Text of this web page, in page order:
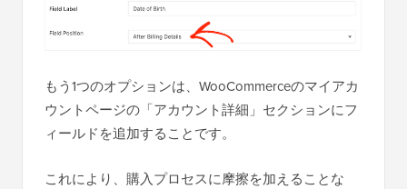
もう1つのオプションは、WooCommerceのマイアカ
ウントページの「アカウント詳細」セクションにフ
ィールドを追加することです。
これにより、購入プロセスに摩擦を加えることな